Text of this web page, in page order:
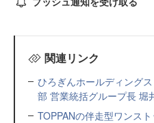
関連リンク
ひろぎんホールディング
部 営業統括グループ長 堀
TOPPANの伴走型ワンス